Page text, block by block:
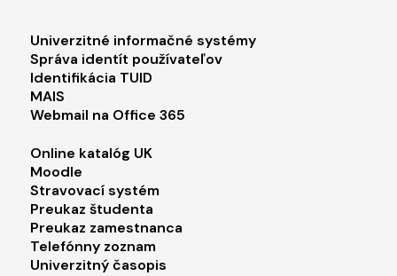
Footer menu 1
Univerzitné informačné systémy
Správa identít používateľov
Identifikácia TUID
MAIS
Webmail na Office 365
Footer menu 2
Online katalóg UK
Moodle
Stravovací systém
Preukaz študenta
Preukaz zamestnanca
Telefónny zoznam
Univerzitný časopis